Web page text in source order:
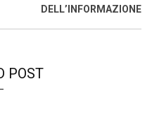
DELL’INFORMAZIONE
POST